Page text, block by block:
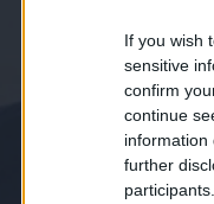
If you wish
sensitive
confirm
continue
information
further